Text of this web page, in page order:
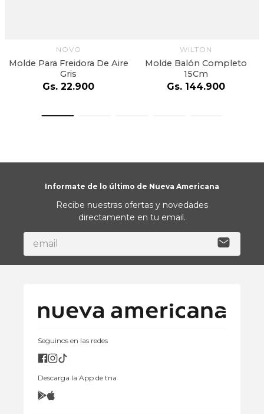
NOVO
Molde Para Freidora De Aire
Gris
Gs. 22.900
WILTON
Molde Balón Completo
15Cm
Gs. 144.900
Informate de lo último de Nueva Americana
Recibe nuestras ofertas y novedades
directamente en tu email.
Seguinos en las redes
Descarga la App de tna